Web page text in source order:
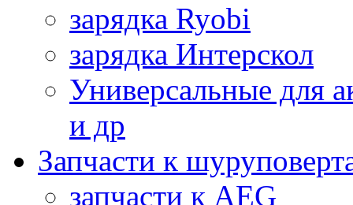
зарядка Ryobi
зарядка Интерскол
Универсальные для
и др
Запчасти к
запчасти к AEG